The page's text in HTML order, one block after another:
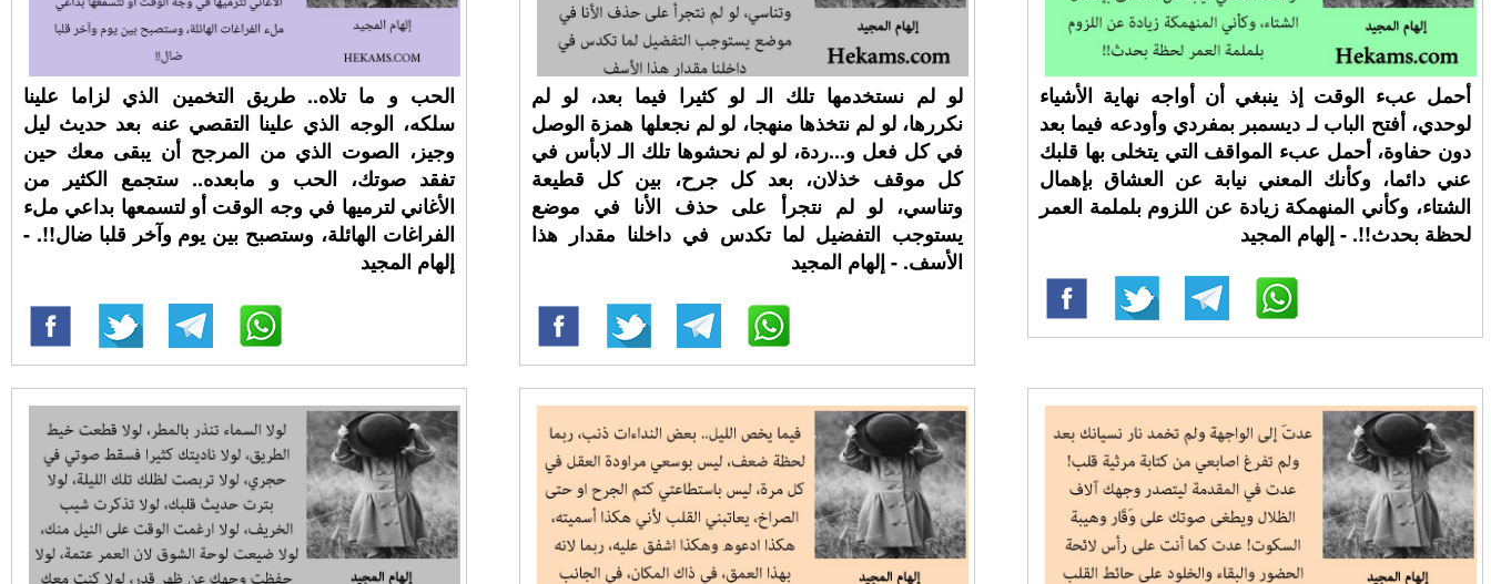
الحب و ما تلاه.. طريق التخمين الذي لزاما علينا
سلكه، الوجه الذي علينا التقصي عنه بعد حديث ليل
وجيز، الصوت الذي من المرجح أن يبقى معك حين
تفقد صوتك، الحب و مابعده.. ستجمع الكثير من
الأغاني لترميها في وجه الوقت أو لتسمعها بداعي ملء
الفراغات الهائلة، وستصبح بين يوم وآخر قلبا ضال!!. -
إلهام المجيد
لو لم نستخدمها تلك الـ لو كثيرا فيما بعد، لو لم
نكررها، لو لم نتخذها منهجا، لو لم نجعلها همزة الوصل
في كل فعل و...ردة، لو لم نحشوها تلك الـ لابأس في
كل موقف خذلان، بعد كل جرح، بين كل قطيعة
وتناسي، لو لم نتجرأ على حذف الأنا في موضع
يستوجب التفضيل لما تكدس في داخلنا مقدار هذا
الأسف. - إلهام المجيد
أحمل عبء الوقت إذ ينبغي أن أواجه نهاية الأشياء
لوحدي، أفتح الباب لـ ⁧‫ديسمبر‬⁩ بمفردي وأودعه فيما بعد
دون حفاوة، أحمل عبء المواقف التي يتخلى بها قلبك
عني دائما، وكأنك المعني نيابة عن العشاق بإهمال
الشتاء، وكأني المنهمكة زيادة عن اللزوم بلملمة العمر
لحظة بحدث!!. - إلهام المجيد